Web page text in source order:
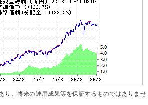
り、将来の運用成果等を保証するものではありませ